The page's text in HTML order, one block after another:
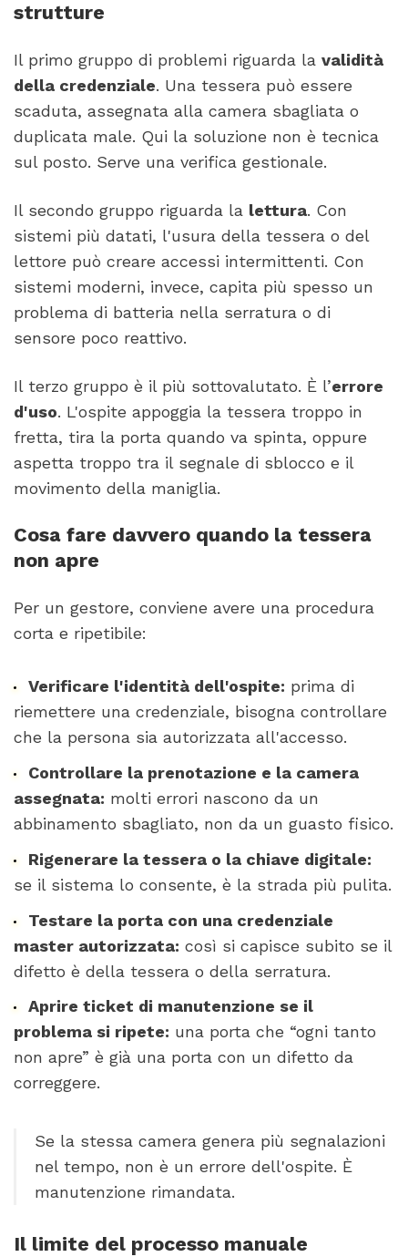
strutture
Il primo gruppo di problemi riguarda la validità
della credenziale. Una tessera può essere
scaduta, assegnata alla camera sbagliata o
duplicata male. Qui la soluzione non è tecnica
sul posto. Serve una verifica gestionale.
Il secondo gruppo riguarda la lettura. Con
sistemi più datati, l'usura della tessera o del
lettore può creare accessi intermittenti. Con
sistemi moderni, invece, capita più spesso un
problema di batteria nella serratura o di
sensore poco reattivo.
Il terzo gruppo è il più sottovalutato. È l’errore
d'uso. L'ospite appoggia la tessera troppo in
fretta, tira la porta quando va spinta, oppure
aspetta troppo tra il segnale di sblocco e il
movimento della maniglia.
Cosa fare davvero quando la tessera
non apre
Per un gestore, conviene avere una procedura
corta e ripetibile:
Verificare l'identità dell'ospite: prima di
riemettere una credenziale, bisogna controllare
che la persona sia autorizzata all'accesso.
Controllare la prenotazione e la camera
assegnata: molti errori nascono da un
abbinamento sbagliato, non da un guasto fisico.
Rigenerare la tessera o la chiave digitale:
se il sistema lo consente, è la strada più pulita.
Testare la porta con una credenziale
master autorizzata: così si capisce subito se il
difetto è della tessera o della serratura.
Aprire ticket di manutenzione se il
problema si ripete: una porta che “ogni tanto
non apre” è già una porta con un difetto da
correggere.
Se la stessa camera genera più segnalazioni
nel tempo, non è un errore dell'ospite. È
manutenzione rimandata.
Il limite del processo manuale